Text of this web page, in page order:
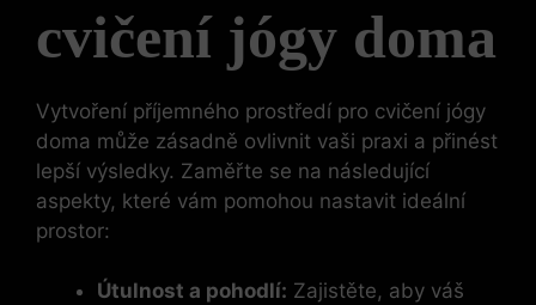
cvičení jógy doma
Vytvoření příjemného prostředí pro cvičení jógy
doma může zásadně ovlivnit vaši praxi a přinést
lepší výsledky. Zaměřte se na následující
aspekty, které vám pomohou nastavit ideální
prostor:
Útulnost a pohodlí: Zajistěte, aby váš